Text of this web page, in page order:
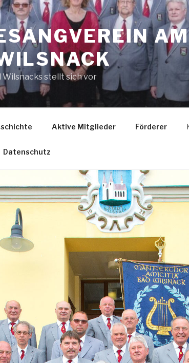
Wilsnacks stellt sich vor
Aktive Mitglieder Förderer
Datenschutz